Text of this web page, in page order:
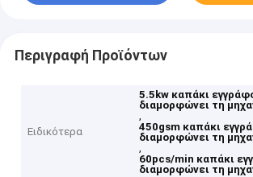
Περιγραφή Προϊόντων
Ειδικότερα
5.5kw καπάκι
διαμορφώνει τη
,
450gsm καπάκι
διαμορφώνει τη
,
60pcs/min καπάκι
διαμορφώνει τη